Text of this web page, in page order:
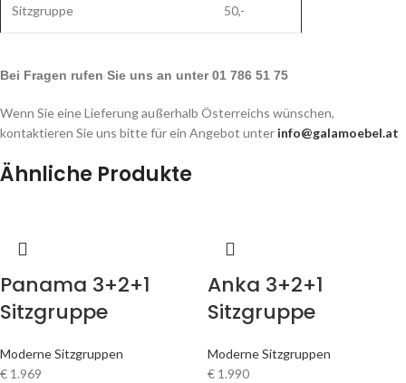
Sitzgruppe 50,-
Bei Fragen rufen Sie uns an unter 01 786 51 75
Wenn Sie eine Lieferung außerhalb Österreichs wünschen,
kontaktieren Sie uns bitte für ein Angebot unter info@galamoebel.at
Ähnliche Produkte
Panama 3+2+1
Sitzgruppe
Moderne Sitzgruppen
€ 1.969
Anka 3+2+1
Sitzgruppe
Moderne Sitzgruppen
€ 1.990